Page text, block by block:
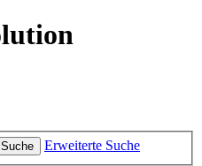
Suche Erweiterte Suche